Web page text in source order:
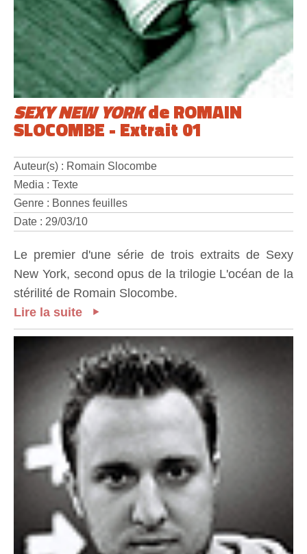
SEXY NEW YORKde ROMAIN
SLOCOMBE - Extrait 01
Auteur(s) : Romain Slocombe
Media : Texte
Genre : Bonnes feuilles
Date : 29/03/10
Le premier d'une série de trois extraits de Sexy
New York, second opus de la trilogie L'océan de la
stérilité de Romain Slocombe.
Lire la suite